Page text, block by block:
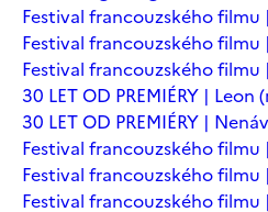
Festival francouzského filmu
Festival francouzského filmu
Festival francouzského filmu
30 LET OD PREMIÉRY | Leon
30 LET OD PREMIÉRY |
Festival francouzského
Festival francouzského filmu
Festival francouzského filmu